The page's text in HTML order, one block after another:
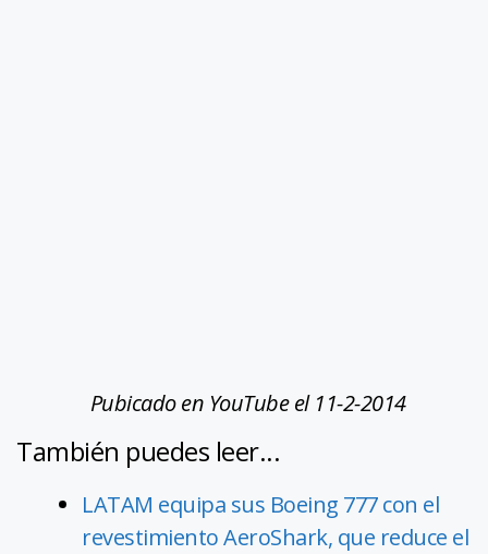
Pubicado en YouTube el 11-2-2014
También puedes leer...
LATAM equipa sus Boeing 777 con el
revestimiento AeroShark, que reduce el